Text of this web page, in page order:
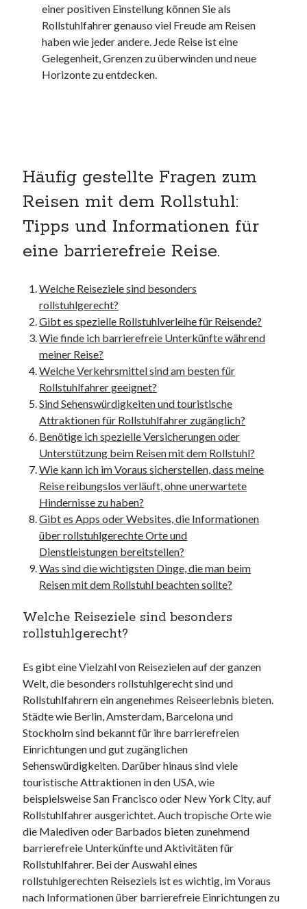
November 2023
Kategorien
barrierefreie website
ferienwohnung mit pflegebett nordsee
fewo
firmenumzug
gymnasium
hause
kmk
kultur
kunst und handwerk
nach
nordsee
nordsee urlaub
ostsee
ostsee urlaub
osze
privatumzug
rollstuhlgerechte ferienwohnung
seniorenreisen
sportunterricht
türmaße
umzugskartons
Uncategorized
unterkunft
unterkünfte
wordpress
einer positiven Einstellung können Sie als
Rollstuhlfahrer genauso viel Freude am Reisen
haben wie jeder andere. Jede Reise ist eine
Gelegenheit, Grenzen zu überwinden und neue
Horizonte zu entdecken.
Häufig gestellte Fragen zum
Reisen mit dem Rollstuhl:
Tipps und Informationen für
eine barrierefreie Reise.
Welche Reiseziele sind besonders
rollstuhlgerecht?
Gibt es spezielle Rollstuhlverleihe für Reisende?
Wie finde ich barrierefreie Unterkünfte während
meiner Reise?
Welche Verkehrsmittel sind am besten für
Rollstuhlfahrer geeignet?
Sind Sehenswürdigkeiten und touristische
Attraktionen für Rollstuhlfahrer zugänglich?
Benötige ich spezielle Versicherungen oder
Unterstützung beim Reisen mit dem Rollstuhl?
Wie kann ich im Voraus sicherstellen, dass meine
Reise reibungslos verläuft, ohne unerwartete
Hindernisse zu haben?
Gibt es Apps oder Websites, die Informationen
über rollstuhlgerechte Orte und
Dienstleistungen bereitstellen?
Was sind die wichtigsten Dinge, die man beim
Reisen mit dem Rollstuhl beachten sollte?
Welche Reiseziele sind besonders
rollstuhlgerecht?
Es gibt eine Vielzahl von Reisezielen auf der ganzen
Welt, die besonders rollstuhlgerecht sind und
Rollstuhlfahrern ein angenehmes Reiseerlebnis bieten.
Städte wie Berlin, Amsterdam, Barcelona und
Stockholm sind bekannt für ihre barrierefreien
Einrichtungen und gut zugänglichen
Sehenswürdigkeiten. Darüber hinaus sind viele
touristische Attraktionen in den USA, wie
beispielsweise San Francisco oder New York City, auf
Rollstuhlfahrer ausgerichtet. Auch tropische Orte wie
die Malediven oder Barbados bieten zunehmend
barrierefreie Unterkünfte und Aktivitäten für
Rollstuhlfahrer. Bei der Auswahl eines
rollstuhlgerechten Reiseziels ist es wichtig, im Voraus
nach Informationen über barrierefreie Einrichtungen zu